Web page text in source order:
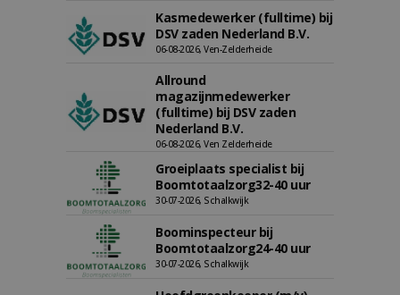
Kasmedewerker (fulltime) bij
DSV zaden Nederland B.V.
06-08-2026, Ven-Zelderheide
Allround
magazijnmedewerker
(fulltime) bij DSV zaden
Nederland B.V.
06-08-2026, Ven Zelderheide
Groeiplaats specialist bij
Boomtotaalzorg32-40 uur
30-07-2026, Schalkwijk
Boominspecteur bij
Boomtotaalzorg24-40 uur
30-07-2026, Schalkwijk